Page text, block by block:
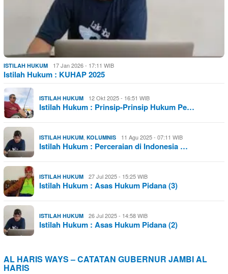
ISTILAH HUKUM 17 Jan 2026 - 17:11 WIB
Istilah Hukum : KUHAP 2025
ISTILAH HUKUM 12 Okt 2025 - 16:51 WIB
Istilah Hukum : Prinsip-Prinsip Hukum Pe…
ISTILAH HUKUM, KOLUMNIS 11 Agu 2025 - 07:11 WIB
Istilah Hukum : Perceraian di Indonesia …
ISTILAH HUKUM 27 Jul 2025 - 15:25 WIB
Istilah Hukum : Asas Hukum Pidana (3)
ISTILAH HUKUM 26 Jul 2025 - 14:58 WIB
Istilah Hukum : Asas Hukum Pidana (2)
AL HARIS WAYS – CATATAN GUBERNUR JAMBI AL
HARIS